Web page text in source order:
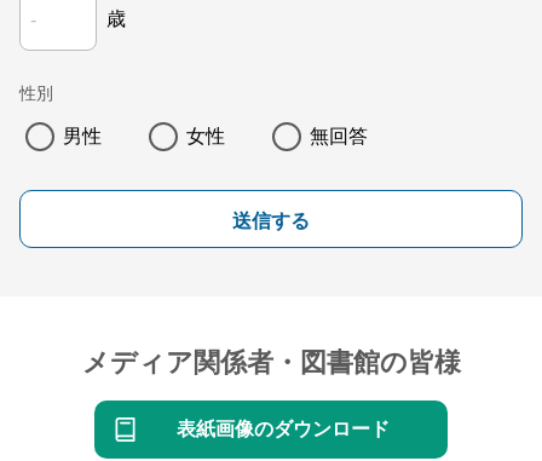
歳
性別
男性 女性 無回答
送信する
メディア関係者・図書館の皆様
表紙画像のダウンロード